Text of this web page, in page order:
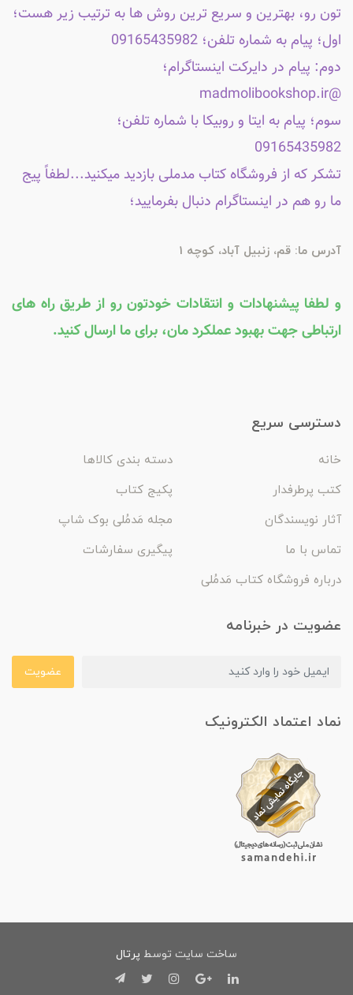
تون رو، بهترین و سریع ترین روش ها به ترتیب زیر هست؛
اول؛ پیام به شماره تلفن؛ 09165435982
دوم: پیام در دایرکت اینستاگرام؛
@madmolibookshop.ir
سوم؛ پیام به ایتا و روبیکا با شماره تلفن؛
09165435982
تشکر که از فروشگاه کتاب مدملی بازدید میکنید...لطفاً پیج
ما رو هم در اینستاگرام دنبال بفرمایید؛
آدرس ما: قم، زنبیل آباد، کوچه 1
و لطفا پیشنهادات و انتقادات خودتون رو از طریق راه های
ارتباطی جهت بهبود عملکرد مان، برای ما ارسال کنید.
دسترسی سریع
خانه
دسته بندی کالاها
کتب پرطرفدار
پکیج کتاب
آثار نویسندگان
مجله مَدمُلی بوک شاپ
تماس با ما
پیگیری سفارشات
درباره فروشگاه کتاب مَدمُلی
عضویت در خبرنامه
عضویت
نماد اعتماد الکترونیک
ساخت سایت توسط پرتال